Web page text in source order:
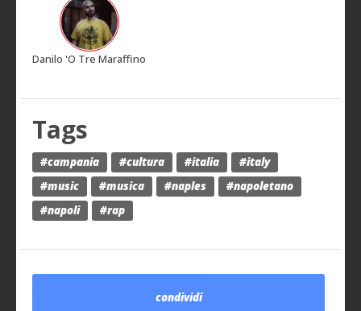
Danilo 'O Tre Maraffino
Tags
#campania #cultura #italia
#italy
#music
#musica #naples
#napoletano
#napoli
#rap
condividi